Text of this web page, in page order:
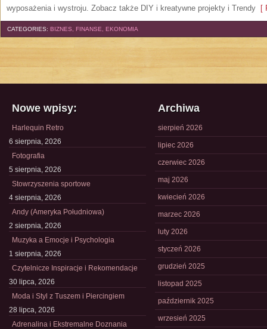
wyposażenia i wystroju. Zobacz także DIY i kreatywne projekty i Trendy [
CATEGORIES: BIZNES, FINANSE, EKONOMIA
Nowe wpisy:
Harlequin Retro
6 sierpnia, 2026
Fotografia
5 sierpnia, 2026
Stowrzyszenia sportowe
4 sierpnia, 2026
Andy (Ameryka Południowa)
2 sierpnia, 2026
Muzyka a Emocje i Psychologia
1 sierpnia, 2026
Czytelnicze Inspiracje i Rekomendacje
30 lipca, 2026
Moda i Styl z Tuszem i Piercingiem
28 lipca, 2026
Adrenalina i Ekstremalne Doznania
Archiwa
sierpień 2026
lipiec 2026
czerwiec 2026
maj 2026
kwiecień 2026
marzec 2026
luty 2026
styczeń 2026
grudzień 2025
listopad 2025
październik 2025
wrzesień 2025